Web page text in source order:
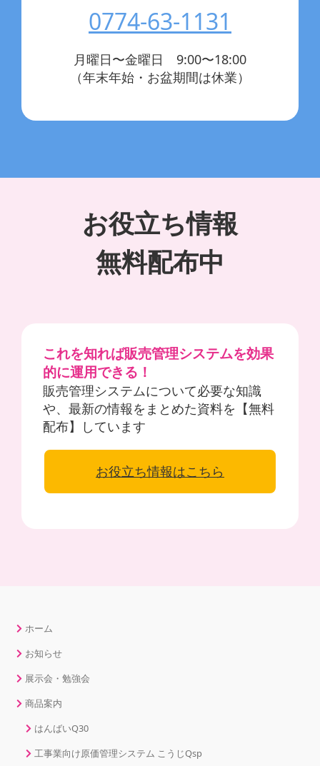
0774-63-1131
月曜日〜金曜日 9:00〜18:00
（年末年始・お盆期間は休業）
お役立ち情報
無料配布中
これを知れば販売管理システムを効果
的に運用できる！
販売管理システムについて必要な知識
や、最新の情報をまとめた資料を【無料
配布】しています
お役立ち情報はこちら
ホーム
お知らせ
展示会・勉強会
商品案内
はんばいQ30
工事業向け原価管理システム こうじQsp